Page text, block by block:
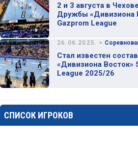
2 и 3 августа в
Дружбы «Дивизиона
Gazprom League
26.06.2025. •
Стал известен
«Дивизиона Восток»
League 2025/26
СПИСОК ИГРОКОВ